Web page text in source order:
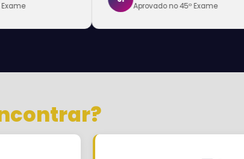
Aprovado no 45º Exame